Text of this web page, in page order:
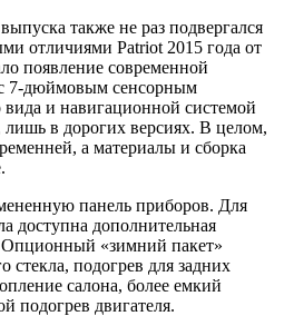
также не раз подвергался
отличиями Patriot 2015 года от
появление современной
7-дюймовым сенсорным
вида и навигационной системой
в дорогих версиях. В целом,
а материалы и сборка
панель приборов. Для
доступна дополнительная
«зимний пакет»
стекла, подогрев для задних
салона, более емкий
подогрев двигателя.